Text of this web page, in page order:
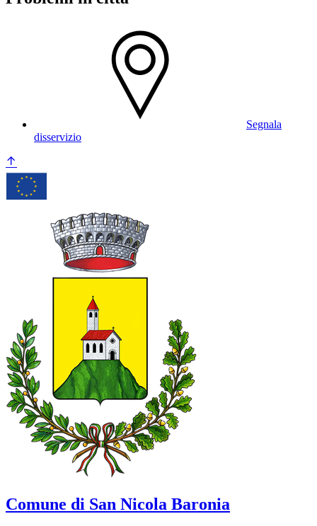
Segnala
disservizio
Comune di San Nicola Baronia